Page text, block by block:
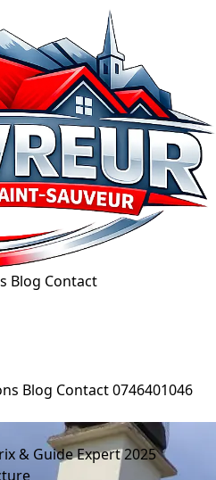
Blog Contact
Blog Contact0746401046
& Guide Expert 2025